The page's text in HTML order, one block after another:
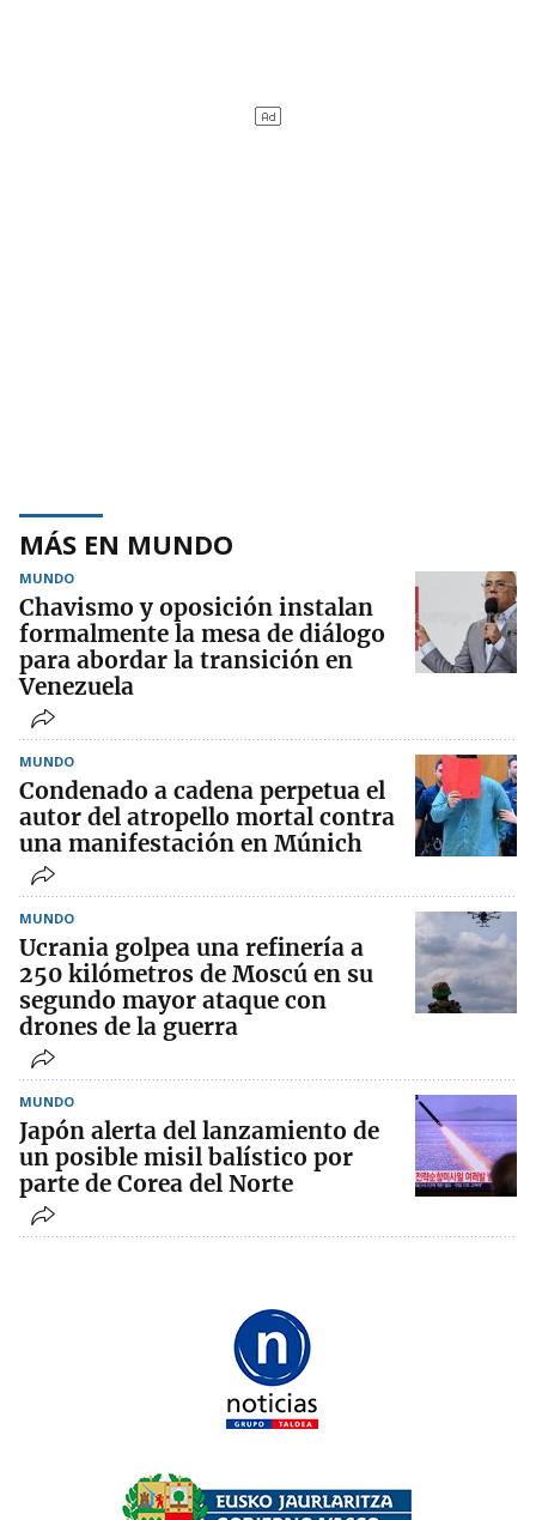
MÁS EN MUNDO
MUNDO
Chavismo y oposición instalan
formalmente la mesa de diálogo
para abordar la transición en
Venezuela
MUNDO
Condenado a cadena perpetua el
autor del atropello mortal contra
una manifestación en Múnich
MUNDO
Ucrania golpea una refinería a
250 kilómetros de Moscú en su
segundo mayor ataque con
drones de la guerra
MUNDO
Japón alerta del lanzamiento de
un posible misil balístico por
parte de Corea del Norte